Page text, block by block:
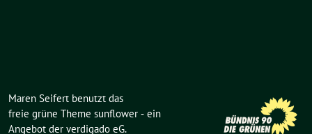
Maren Seifert benutzt das
freie grüne Theme sunflower ‐ ein
Angebot der verdigado eG.